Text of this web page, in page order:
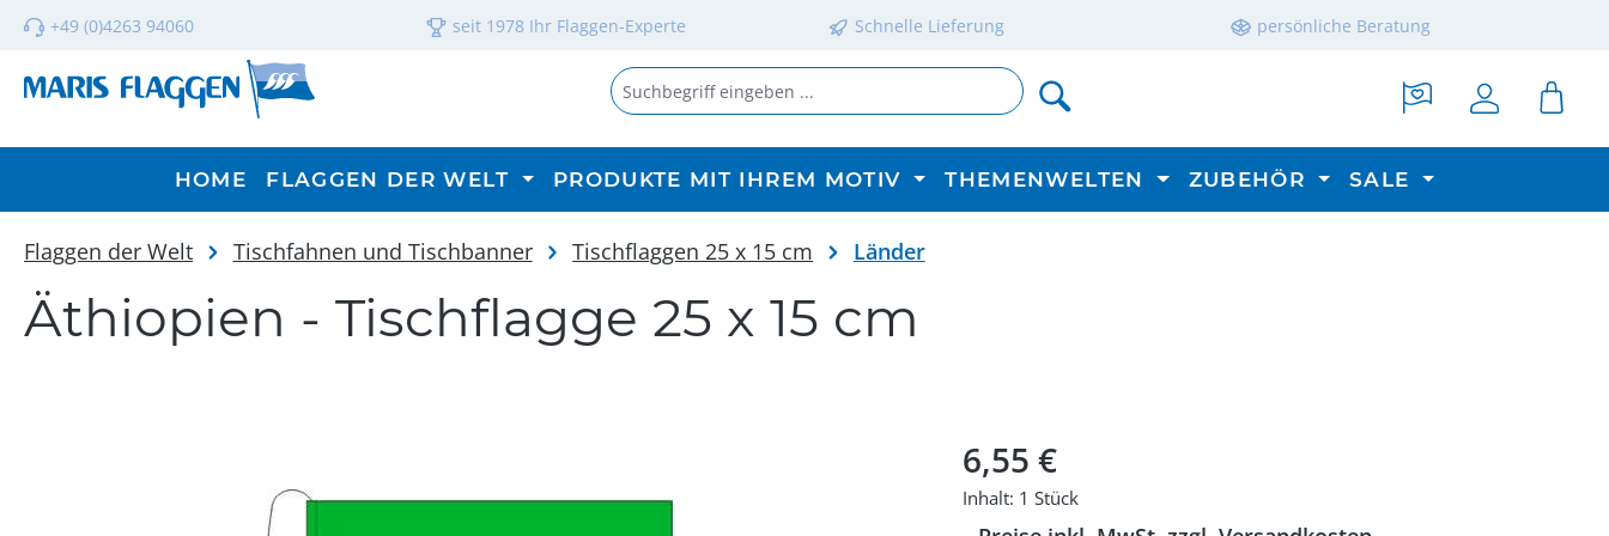
Hauptinhalt springen
Zur Suche springen
Zur Hauptnavigation springen
+49 (0)4263 94060 seit 1978 Ihr Flaggen-Experte Schnelle Lieferung persönliche Beratung
HOME FLAGGEN DER WELT PRODUKTE MIT IHREM MOTIV THEMENWELTEN ZUBEHÖR SALE
Flaggen der Welt Tischfahnen und Tischbanner Tischflaggen 25 x 15 cm Länder
Äthiopien - Tischflagge 25 x 15 cm
Regulärer Preis:
6,55 €
Inhalt: 1 Stück